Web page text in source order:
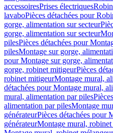
accessoiresPrises électriques
lavaboPièces détachées pour
gorge, alimentation sur secteur
gorge, alimentation sur secteur
pilesPièces détachées pour
pilesMontage sur gorge,
pour Montage sur gorge,
gorge, robinet mitigeurPièces
robinet mitigeurMontage mural,
détachées pour Montage mural,
mural, alimentation par piles
alimentation par pilesMontage
générateurPièces détachées pour
générateurMontage mural, robinet